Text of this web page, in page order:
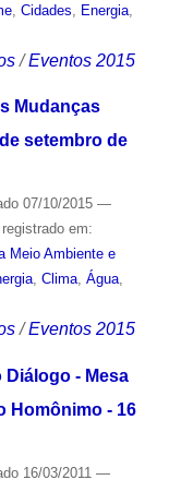
, Cidades Energia,
/Eventos 2015
Mudanças
setembro de
07/10/2015 —
em:
Meio Ambiente e
, Clima, Água,
/Eventos 2015
Diálogo - Mesa
Homônimo - 16
16/03/2011 —